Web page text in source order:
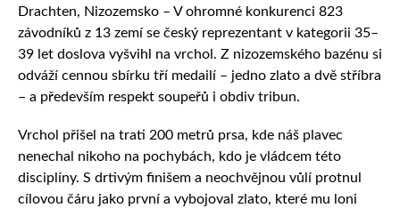
Drachten, Nizozemsko – V ohromné konkurenci 823
závodníků z 13 zemí se český reprezentant v kategorii 35–
39 let doslova vyšvihl na vrchol. Z nizozemského bazénu si
odváží cennou sbírku tří medailí – jedno zlato a dvě stříbra
– a především respekt soupeřů i obdiv tribun.
Vrchol přišel na trati 200 metrů prsa, kde náš plavec
nenechal nikoho na pochybách, kdo je vládcem této
disciplíny. S drtivým finišem a neochvějnou vůlí protnul
cílovou čáru jako první a vybojoval zlato, které mu loni